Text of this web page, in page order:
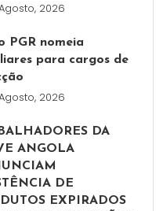
2026
PGR nomeia
para cargos de
2026
DA
ANGOLA
DE
EXPIRADOS